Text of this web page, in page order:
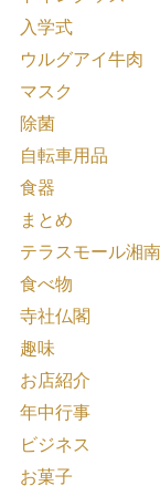
入学式
ウルグアイ牛肉
マスク
除菌
自転車用品
食器
まとめ
テラスモール湘南
食べ物
寺社仏閣
趣味
お店紹介
年中行事
ビジネス
お菓子